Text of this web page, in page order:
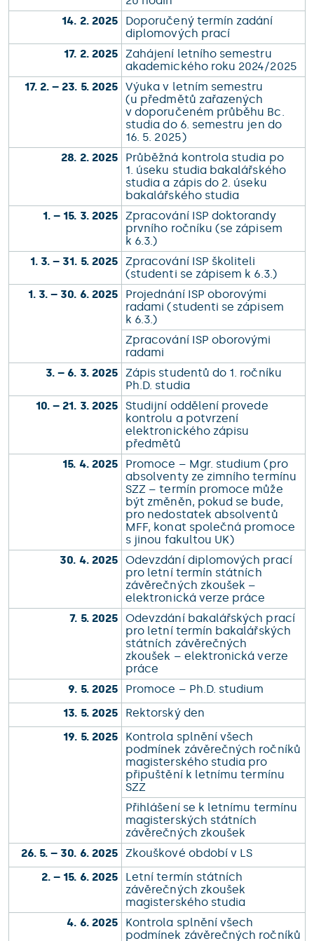
14. 2. 2025
Doporučený termín zadání
diplomových prací
17. 2. 2025 Zahájení letního semestru
akademického roku 2024/2025
17. 2. – 23. 5. 2025 Výuka v letním semestru
(u předmětů zařazených
v doporučeném průběhu Bc.
studia do 6. semestru jen do
16. 5. 2025)
28. 2. 2025
Průběžná kontrola studia po
1. úseku studia bakalářského
studia a zápis do 2. úseku
bakalářského studia
1. – 15. 3. 2025 Zpracování ISP doktorandy
prvního ročníku (se zápisem
k 6.3.)
1. 3. – 31. 5. 2025 Zpracování ISP školiteli
(studenti se zápisem k 6.3.)
1. 3. – 30. 6. 2025
Projednání ISP oborovými
radami (studenti se zápisem
k 6.3.)
Zpracování ISP oborovými
radami
3. – 6. 3. 2025 Zápis studentů do 1. ročníku
Ph.D. studia
10. – 21. 3. 2025 Studijní oddělení provede
kontrolu a potvrzení
elektronického zápisu
předmětů
15. 4. 2025
Promoce – Mgr. studium (pro
absolventy ze zimního termínu
SZZ – termín promoce může
být změněn, pokud se bude,
pro nedostatek absolventů
MFF, konat společná promoce
s jinou fakultou UK)
30. 4. 2025 Odevzdání diplomových prací
pro letní termín státních
závěrečných zkoušek –
elektronická verze práce
7. 5. 2025 Odevzdání bakalářských prací
pro letní termín bakalářských
státních závěrečných
zkoušek – elektronická verze
práce
9. 5. 2025
Promoce – Ph.D. studium
13. 5. 2025
Rektorský den
19. 5. 2025
Kontrola splnění všech
podmínek závěrečných ročníků
magisterského studia pro
připuštění k letnímu termínu
SZZ
Přihlášení se k letnímu termínu
magisterských státních
závěrečných zkoušek
26. 5. – 30. 6. 2025 Zkouškové období v LS
2. – 15. 6. 2025
Letní termín státních
závěrečných zkoušek
magisterského studia
4. 6. 2025
Kontrola splnění všech
podmínek závěrečných ročníků